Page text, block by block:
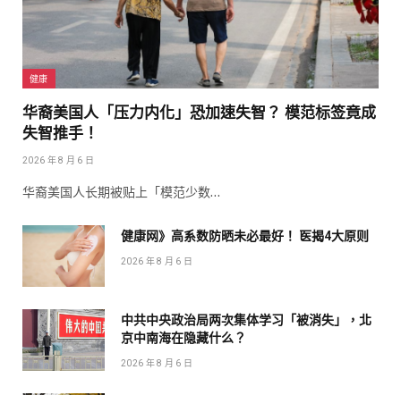
健康
华裔美国人「压力内化」恐加速失智？ 模范标签竟成
失智推手！
2026 年 8 月 6 日
华裔美国人长期被贴上「模范少数…
健康网》高系数防晒未必最好！ 医揭4大原则
2026 年 8 月 6 日
中共中央政治局两次集体学习「被消失」，北
京中南海在隐藏什么？
2026 年 8 月 6 日